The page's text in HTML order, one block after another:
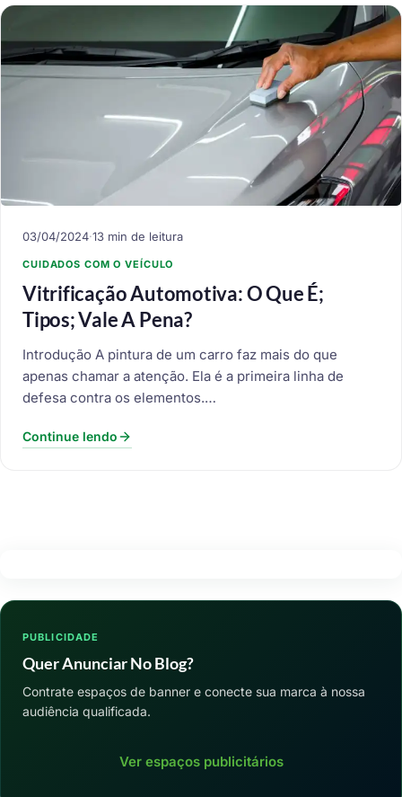
03/04/2024·13 min de leitura
CUIDADOS COM O VEÍCULO
Vitrificação Automotiva: O Que É;
Tipos; Vale A Pena?
Introdução A pintura de um carro faz mais do que
apenas chamar a atenção. Ela é a primeira linha de
defesa contra os elementos.…
Continue lendo
PUBLICIDADE
Quer Anunciar No Blog?
Contrate espaços de banner e conecte sua marca à nossa
audiência qualificada.
Ver espaços publicitários